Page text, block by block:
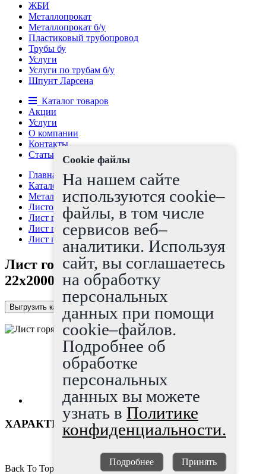
ЖБИ
Металлопрокат
Металлопрокат б/у
Пластиковый трубопровод
Трубы бу
Услуги
Услуги по трубам б/у
Шпунт Ларсена
Каталог товаров
Акции
Услуги
О компании
Контакты
Статьи
Главная страница
Каталог
Металлопрокат
Листовой прокат
Лист г/к
Лист горячекатаный
Лист горячекатаный низколегир 22х2000х6000
Лист горячекатаный низколегир
22х2000х6000
Выгрузить каталог в Excel
ХАРАКТЕРИСТИКИ
Back To Top
Cookie файлы
На нашем сайте
используются cookie–
файлы, в том числе
сервисов веб–
аналитики. Используя
сайт, вы соглашаетесь
на обработку
персональных
данных при помощи
cookie–файлов.
Подробнее об
обработке
персональных
данных вы можете
узнать в Политике
конфиденциальности.
Подробнее Принять